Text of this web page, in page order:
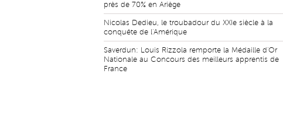
près de 70% en Ariège
Nicolas Dedieu, le troubadour du XXIe siècle à la
conquête de l'Amérique
Saverdun: Louis Rizzola remporte la Médaille d'Or
Nationale au Concours des meilleurs apprentis de
France